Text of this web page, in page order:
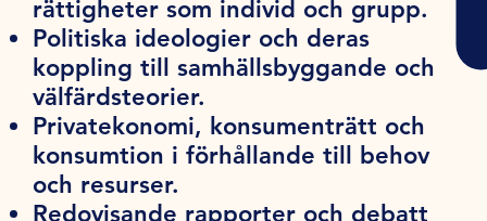
rättigheter som individ och grupp.
Politiska ideologier och deras
koppling till samhällsbyggande och
välfärdsteorier.
Privatekonomi, konsumenträtt och
konsumtion i förhållande till behov
och resurser.
Redovisande rapporter och debatt